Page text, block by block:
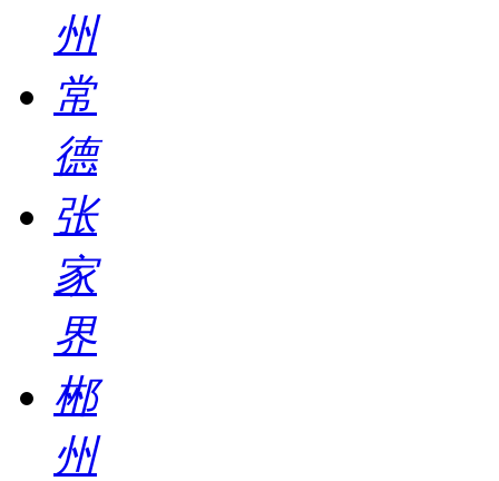
州
常
德
张
家
界
郴
州